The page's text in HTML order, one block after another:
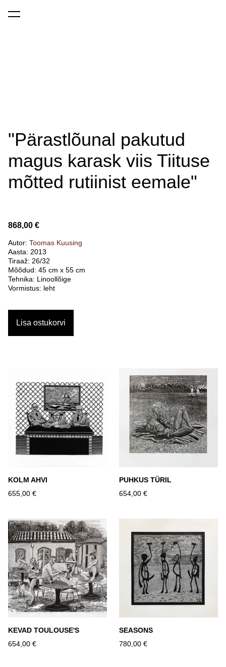
lisati ostukorvi.
"Pärastlõunal pakutud
magus karask viis Tiituse
mõtted rutiinist eemale"
868,00 €
Autor: Toomas Kuusing
Aasta: 2013
Tiraaž: 26/32
Mõõdud: 45 cm x 55 cm
Tehnika: Linoollõige
Vormistus: leht
Lisa ostukorvi
KOLM AHVI
655,00 €
PUHKUS TÜRIL
654,00 €
KEVAD TOULOUSE'S
654,00 €
SEASONS
780,00 €